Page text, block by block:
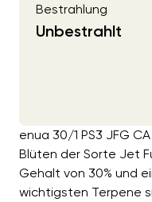
Bestrahlung
Unbestrahlt
enua 30/1 PS3 JFG
Blüten der Sorte Jet
Gehalt von 30% und
wichtigsten Terpene